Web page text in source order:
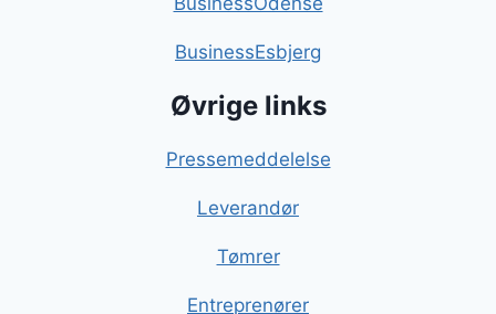
BusinessEsbjerg
Øvrige links
Pressemeddelelse
Leverandør
Tømrer
Entreprenører